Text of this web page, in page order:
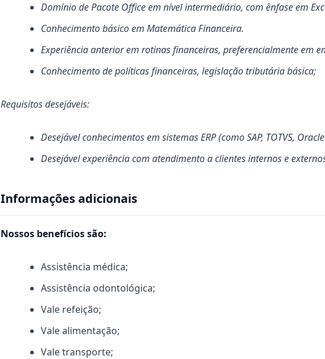
Domínio de Pacote Office em nível intermediário, com ênfase em
Conhecimento básico em Matemática Financeira.
Experiência anterior em rotinas financeiras, preferencialmente em
Conhecimento de políticas financeiras, legislação tributária básica;
Requisitos desejáveis:
Desejável conhecimentos em sistemas ERP (como SAP, TOTVS,
Desejável experiência com atendimento a clientes internos e
Informações adicionais
Nossos benefícios são:
Assistência médica;
Assistência odontológica;
Vale refeição;
Vale alimentação;
Vale transporte;